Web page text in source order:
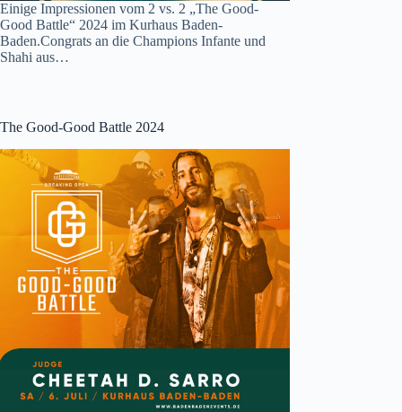
Einige Impressionen vom 2 vs. 2 „The Good-
Good Battle“ 2024 im Kurhaus Baden-
Baden.Congrats an die Champions Infante und
Shahi aus…
The Good-Good Battle 2024